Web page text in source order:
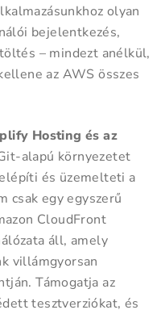
olyan
bejelentkezés,
– mindezt anélkül,
az AWS összes
Hosting és az
alapú környezetet
és üzemelteti a
csak egy egyszerű
CloudFront
áll, amely
villámgyorsan
Támogatja az
tesztverziókat, és